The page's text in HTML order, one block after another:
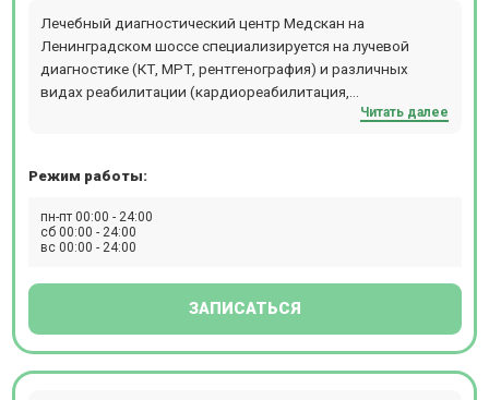
Лечебный диагностический центр Медскан на
Ленинградском шоссе специализируется на лучевой
диагностике (КТ, МРТ, рентгенография) и различных
видах реабилитации (кардиореабилитация,
онкореабилитация, COVID-реабилитация, реабилитация
приём реабилитологи, травматологи, неврологи,
терапии и остеопаты, врачи по лечебной физкультуре и
спортивной медицине.
Читать далее
Режим работы:
пн-пт 00:00 - 24:00
сб 00:00 - 24:00
вс 00:00 - 24:00
ЗАПИСАТЬСЯ